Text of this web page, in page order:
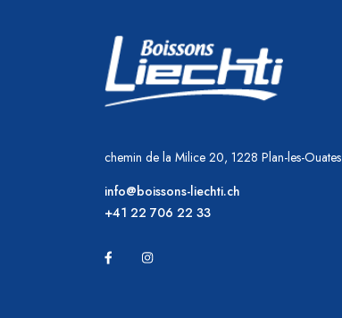
chemin de la Milice 20, 1228 Plan-les-Ouates
info@boissons-liechti.ch
+41 22 706 22 33